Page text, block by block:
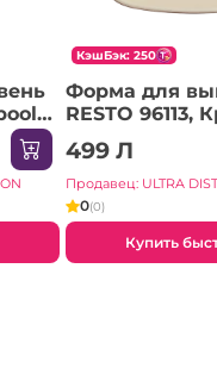
КэшБэк: 250
Форма для
RESTO 96113,
499 Л
Продавец: ULTRA
0(0)
Купить